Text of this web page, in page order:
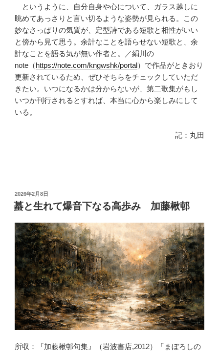
というように、自分自身や心について、ガラス越しに
眺めてあっさりと言い切るような姿勢が見られる。この
妙なさっぱりの気質が、定型詩である短歌と相性がいい
と傍から見て思う。余計なことを語らせない短歌と、余
計なことを語る気が無い作者と。／絹川の
note（https://note.com/kngwshk/portal）で作品がときおり
更新されているため、ぜひそちらをチェックしていただ
きたい。いつになるかは分からないが、第二歌集がもし
いつか刊行されるとすれば、本当に心から楽しみにして
いる。
記：丸田
投
稿
日:
2026年2月8日
蟇と生れて爆音下なる高歩み 加藤楸邨
所収：『加藤楸邨句集』（岩波書店,2012）「まぼろしの